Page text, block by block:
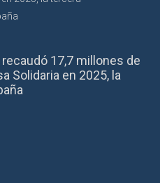
17,7 millones de
Solidaria en 2025, la